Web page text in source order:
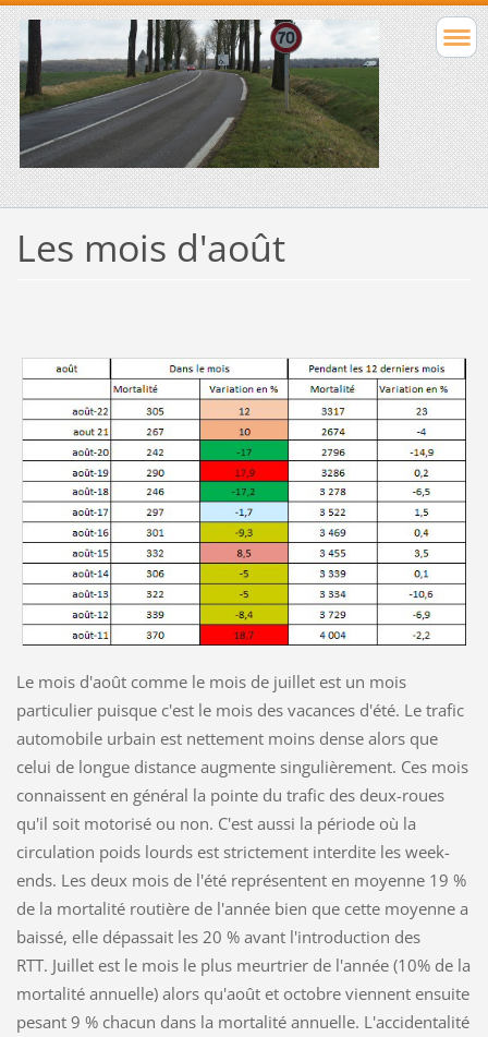
Les mois d'août
Le mois d'août comme le mois de juillet est un mois
particulier puisque c'est le mois des vacances d'été. Le trafic
automobile urbain est nettement moins dense alors que
celui de longue distance augmente singulièrement. Ces mois
connaissent en général la pointe du trafic des deux-roues
qu'il soit motorisé ou non. C'est aussi la période où la
circulation poids lourds est strictement interdite les week-
ends. Les deux mois de l'été représentent en moyenne 19 %
de la mortalité routière de l'année bien que cette moyenne a
baissé, elle dépassait les 20 % avant l'introduction des
RTT. Juillet est le mois le plus meurtrier de l'année (10% de la
mortalité annuelle) alors qu'août et octobre viennent ensuite
pesant 9 % chacun dans la mortalité annuelle. L'accidentalité